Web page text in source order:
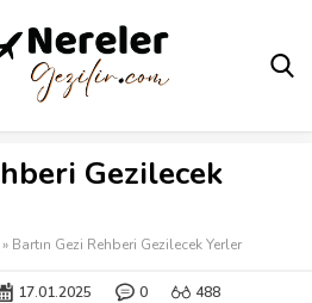
Gezilecek
» Bartın Gezi Rehberi Gezilecek Yerler
17.01.2025 0 488